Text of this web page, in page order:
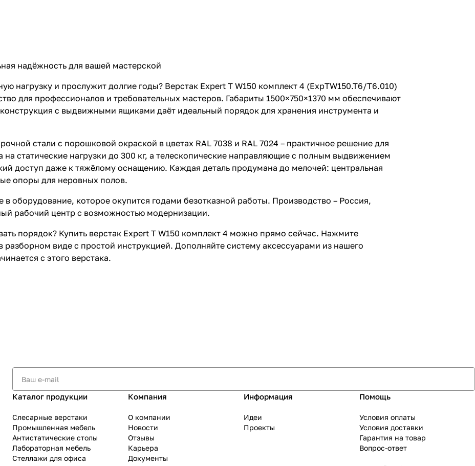
надёжность для вашей мастерской
нагрузку и прослужит долгие годы? Верстак Expert T W150 комплект 4 (ExpTW150.T6/T6.010)
для профессионалов и требовательных мастеров. Габариты 1500×750×1370 мм обеспечивают
с выдвижными ящиками даёт идеальный порядок для хранения инструмента и
стали с порошковой окраской в цветах RAL 7038 и RAL 7024 – практичное решение для
на статические нагрузки до 300 кг, а телескопические направляющие с полным выдвижением
доступ даже к тяжёлому оснащению. Каждая деталь продумана до мелочей: центральная
опоры для неровных полов.
оборудование, которое окупится годами безотказной работы. Производство – Россия,
рабочий центр с возможностью модернизации.
порядок? Купить верстак Expert T W150 комплект 4 можно прямо сейчас. Нажмите
виде с простой инструкцией. Дополняйте систему аксессуарами из нашего
с этого верстака.
Каталог продукции
Слесарные верстаки
Промышленная мебель
Антистатические столы
Лабораторная мебель
Стеллажи для офиса
Компания
О компании
Новости
Отзывы
Карьера
Документы
Информация
Идеи
Проекты
Помощь
Условия оплаты
Условия доставки
Гарантия на товар
Вопрос-ответ